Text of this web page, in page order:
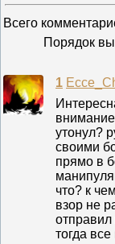
Всего
Порядок
1
утонул?
своими
прямо в
что? к
взор не
отправил
тогда